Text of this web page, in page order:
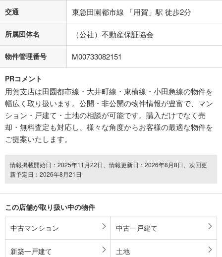
交通 東急田園都市線 「用賀」駅 徒歩2分
所属団体名 （公社）不動産保証協会
物件管理番号 M00733082151
PRコメント
用賀支店は田園都市線・大井町線・東横線・小田急線の物件を
幅広く取り扱います。公開・非公開の物件情報が豊富で、マン
ション・戸建て・土地の相談が可能です。購入だけでなく売
却・無料査定も対応し、様々な角度からお客様の最適な物件を
ご提案いたします。
情報掲載開始日：2025年11月22日、情報更新日：2026年8月8日、次回更
新予定日：2026年8月21日
この店舗が取り扱い中の物件
中古マンション 中古一戸建て
新築一戸建て 土地